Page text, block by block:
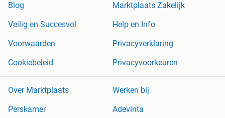
Blog
Marktplaats Zakelijk
Veilig en Succesvol
Help en Info
Voorwaarden
Privacyverklaring
Cookiebeleid
Privacyvoorkeuren
Over Marktplaats
Werken bij
Perskamer
Adevinta